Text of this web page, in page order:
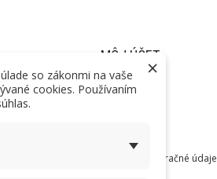
MÔJ ÚČET
Objednávky
Adresy a fakturačné údaje
×
so zákonmi na vaše
cookies. Používaním